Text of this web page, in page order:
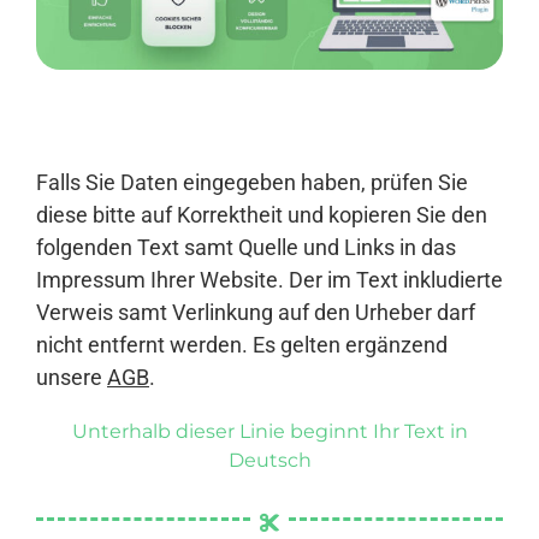
Anmelden
Falls Sie Daten eingegeben haben, prüfen Sie
diese bitte auf Korrektheit und kopieren Sie den
folgenden Text samt Quelle und Links in das
Impressum Ihrer Website. Der im Text inkludierte
Verweis samt Verlinkung auf den Urheber darf
nicht entfernt werden. Es gelten ergänzend
unsere AGB.
Unterhalb dieser Linie beginnt Ihr Text in
Deutsch